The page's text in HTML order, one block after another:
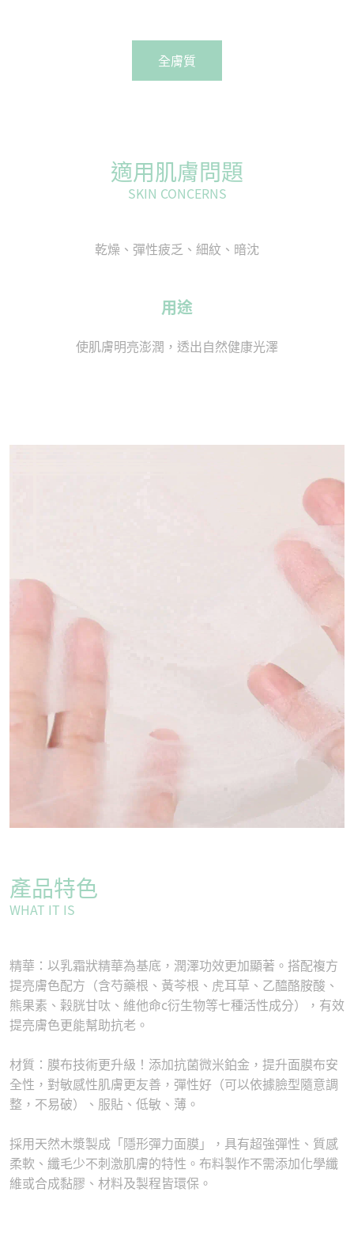
全膚質
適用肌膚問題
SKIN CONCERNS
乾燥、彈性疲乏、細紋、暗沈
用途
使肌膚明亮澎潤，透出自然健康光澤
產品特色
WHAT IT IS
精華：以乳霜狀精華為基底，潤澤功效更加顯著。搭配複方
提亮膚色配方（含芍藥根、黃芩根、虎耳草、乙醯酪胺酸、
熊果素、榖胱甘呔、維他命c衍生物等七種活性成分），有效
提亮膚色更能幫助抗老。
材質：膜布技術更升級！添加抗菌微米鉑⾦，提升⾯膜布安
全性，對敏感性肌膚更友善，彈性好（可以依據臉型隨意調
整，不易破）、服貼、低敏、薄。
採⽤天然⽊漿製成「隱形彈⼒⾯膜」，具有超強彈性、質感
柔軟、纖⽑少不刺激肌膚的特性。布料製作不需添加化學纖
維或合成黏膠、材料及製程皆環保。